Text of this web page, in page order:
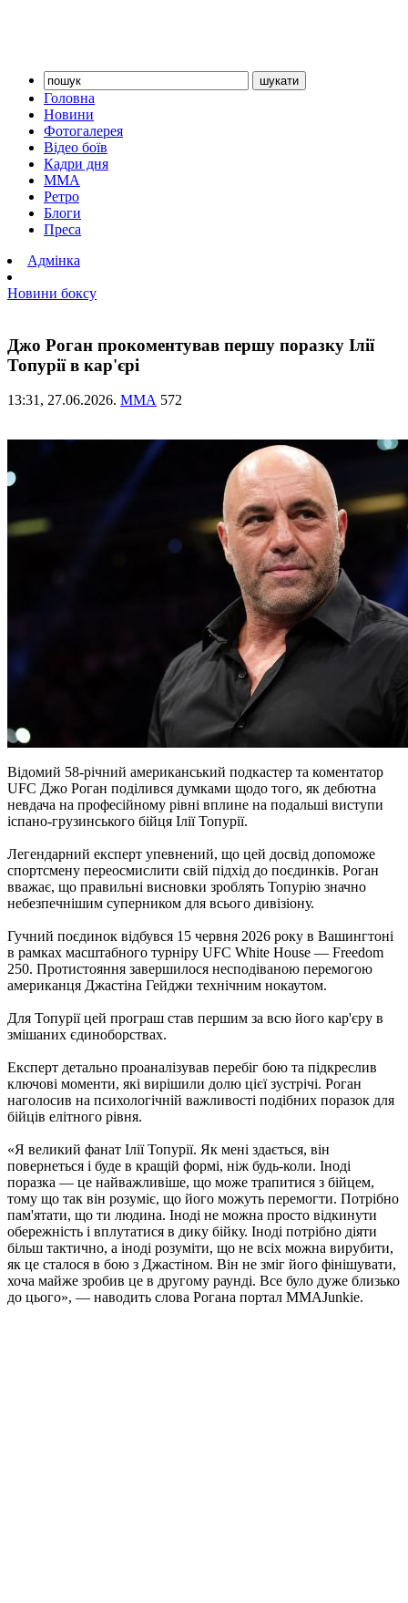
Головна
Новини
Фотогалерея
Відео боїв
Кадри дня
ММА
Ретро
Блоги
Преса
Адмінка
Новини боксу
Джо Роган прокоментував першу поразку Ілії
Топурії в кар'єрі
13:31, 27.06.2026. ММА 572
Відомий 58-річний американський подкастер та коментатор
UFC Джо Роган поділився думками щодо того, як дебютна
невдача на професійному рівні вплине на подальші виступи
іспано-грузинського бійця Ілії Топурії.
Легендарний експерт упевнений, що цей досвід допоможе
спортсмену переосмислити свій підхід до поєдинків. Роган
вважає, що правильні висновки зроблять Топурію значно
небезпечнішим суперником для всього дивізіону.
Гучний поєдинок відбувся 15 червня 2026 року в Вашингтоні
в рамках масштабного турніру UFC White House — Freedom
250. Протистояння завершилося несподіваною перемогою
американця Джастіна Гейджи технічним нокаутом.
Для Топурії цей програш став першим за всю його кар'єру в
змішаних єдиноборствах.
Експерт детально проаналізував перебіг бою та підкреслив
ключові моменти, які вирішили долю цієї зустрічі. Роган
наголосив на психологічній важливості подібних поразок для
бійців елітного рівня.
«Я великий фанат Ілії Топурії. Як мені здається, він
повернеться і буде в кращій формі, ніж будь-коли. Іноді
поразка — це найважливіше, що може трапитися з бійцем,
тому що так він розуміє, що його можуть перемогти. Потрібно
пам'ятати, що ти людина. Іноді не можна просто відкинути
обережність і вплутатися в дику бійку. Іноді потрібно діяти
більш тактично, а іноді розуміти, що не всіх можна вирубити,
як це сталося в бою з Джастіном. Він не зміг його фінішувати,
хоча майже зробив це в другому раунді. Все було дуже близько
до цього», — наводить слова Рогана портал MMAJunkie.